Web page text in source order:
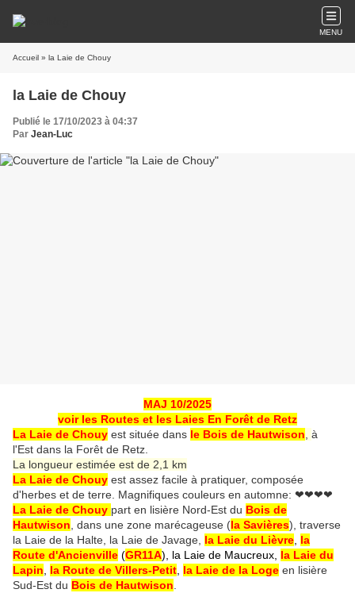
MENU
Accueil » la Laie de Chouy
la Laie de Chouy
Publié le 17/10/2023 à 04:37
Par Jean-Luc
MAJ 10/2025
voir les Routes et les Laies En Forêt de Retz
La Laie de Chouy est située dans le Bois de Hautwison à
l'Est dans la Forêt de Retz.
La longueur estimée est de 2,1 km
La Laie de Chouy est assez facile à pratiquer, composée
d'herbes et de terre. Magnifiques couleurs en automne: ❤❤❤❤
La Laie de Chouy part en lisière Nord-Est du Bois de
Hautwison , dans une zone marécageuse (la Savières), traverse
la Laie de la Halte, la Laie de Javage, la Laie du Lièvre la
Route d'Ancienville (GR11A), la Laie de Maucreux, la Laie du
Lapin
la Route de Villers-Petit la Laie de la Loge en lisière
Sud-Est du Bois de Hautwison